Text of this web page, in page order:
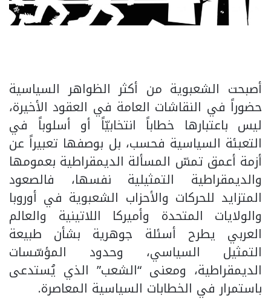
أصبحت الشعبوية من أكثر الظواهر السياسية
حضوراً في النقاشات العامة في العقود الأخيرة،
ليس باعتبارها خطاباً انتخابيّاً أو أسلوباً في
التعبئة السياسية فحسب، بل بوصفها تعبيراً عن
أزمة أعمق تمسّ المسألة الديمقراطية بعمومها
والديمقراطية التمثيلية نفسها، فالصعود
المتزايد للحركات والأحزاب الشعبوية في أوروبا
والولايات المتحدة وأميركا اللاتينية والعالم
العربي يطرح أسئلة جوهرية بشأن طبيعة
التمثيل السياسي، وحدود المؤسّسات
الديمقراطية، ومعنى “الشعب” الذي يُستدعى
باستمرار في الخطابات السياسية المعاصرة.